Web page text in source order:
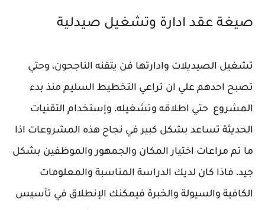
صيغة عقد ادارة وتشغيل صيدلية
تشغيل الصيديلات وادارتها فن يتقنه الناجحون، وحتي
تصبح احدهم علي ان تراعي التخطيط السليم منذ بدء
المشروع حتي اطلاقه وتشغيله، وإستخدام التقنيات
الحديثة تساعد بشكل كبير في نجاح هذه المشروعات اذا
ما تم مراعات اختيار المكان والجمهور والموظفين بشكل
جيد، فاذا كان لديك الدراسة المناسبة والمعلومات
الكافية والسيولة والخبرة فيمكنك الإنطلاق في تأسيس